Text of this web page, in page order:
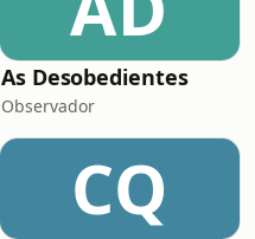
As Desobedientes
Observador
CQ